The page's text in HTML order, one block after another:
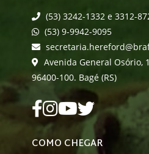
(53) 3242-1332 e 3312-
(53) 9-9942-9095
Avenida General Osório,
96400-100. Bagé (RS)
COMO CHEGAR